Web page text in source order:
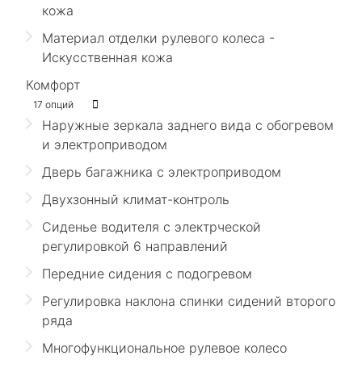
кожа
Материал отделки рулевого колеса -
Искусственная кожа
Комфорт
17 опций
Наружные зеркала заднего вида с обогревом
и электроприводом
Дверь багажника с электроприводом
Двухзонный климат-контроль
Сиденье водителя с электрческой
регулировкой 6 направлений
Передние сидения с подогревом
Регулировка наклона спинки сидений второго
ряда
Многофункциональное рулевое колесо